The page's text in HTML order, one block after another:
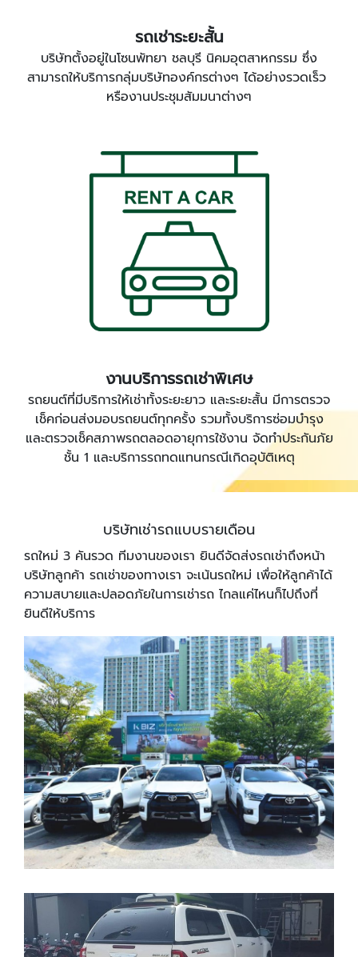
รถเช่าระยะสั้น
บริษัทตั้งอยู่ในโซนพัทยา ชลบุรี นิคมอุตสาหกรรม ซึ่ง
สามารถให้บริการกลุ่มบริษัทองค์กรต่างๆ ได้อย่างรวดเร็ว
หรืองานประชุมสัมมนาต่างๆ
งานบริการรถเช่าพิเศษ
รถยนต์ที่มีบริการให้เช่าทั้งระยะยาว และระยะสั้น มีการตรวจ
เช็คก่อนส่งมอบรถยนต์ทุกครั้ง รวมทั้งบริการซ่อมบำรุง
และตรวจเช็คสภาพรถตลอดอายุการใช้งาน จัดทำประกันภัย
ชั้น 1 และบริการรถทดแทนกรณีเกิดอุบัติเหตุ
บริษัทเช่ารถแบบรายเดือน
รถใหม่ 3 คันรวด ทีมงานของเรา ยินดีจัดส่งรถเช่าถึงหน้า
บริษัทลูกค้า รถเช่าของทางเรา จะเน้นรถใหม่ เพื่อให้ลูกค้าได้
ความสบายและปลอดภัยในการเช่ารถ ไกลแค่ไหนก็ไปถึงที่
ยินดีให้บริการ